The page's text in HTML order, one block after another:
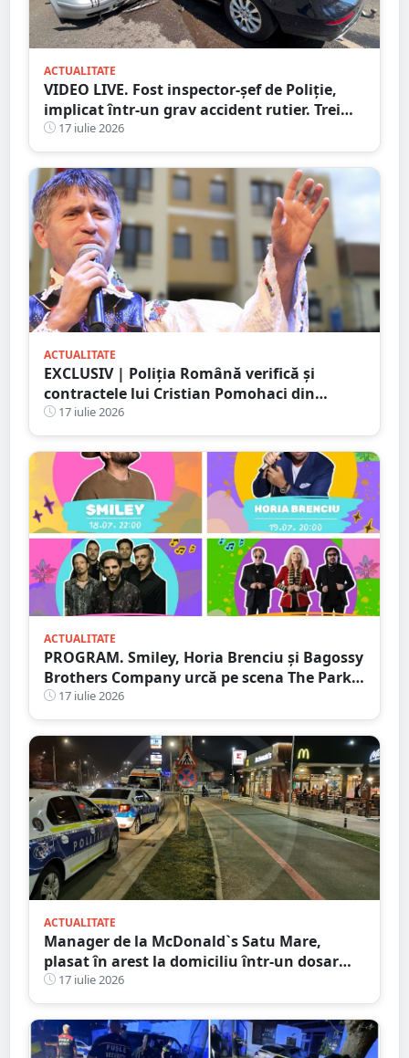
ACTUALITATE
VIDEO LIVE. Fost inspector-șef de Poliție,
implicat într-un grav accident rutier. Trei
persoane au ajuns la spital
17 iulie 2026
ACTUALITATE
EXCLUSIV | Poliția Română verifică și
contractele lui Cristian Pomohaci din
județul Satu Mare. PresaSM a reușit să
oprească un concert încă din 2023
17 iulie 2026
ACTUALITATE
PROGRAM. Smiley, Horia Brenciu și Bagossy
Brothers Company urcă pe scena The Park
Festival. Trei zile de concerte la Carei
17 iulie 2026
ACTUALITATE
Manager de la McDonald`s Satu Mare,
plasat în arest la domiciliu într-un dosar
DIICOT de trafic de droguri
17 iulie 2026